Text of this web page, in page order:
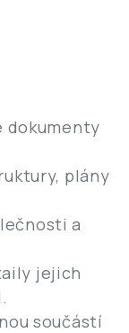
dokumenty
plány
a
jejich
součástí